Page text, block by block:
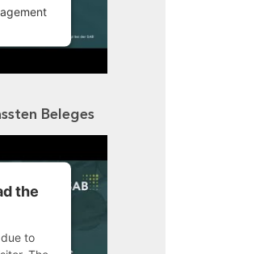
Beleges
the
to